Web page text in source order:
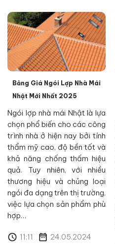
Bảng Giá Ngói Lợp Nhà Mái
Nhật Mới Nhất 2025
Ngói lợp nhà mái Nhật là lựa
chọn phổ biến cho các công
trình nhà ở hiện nay bởi tính
thẩm mỹ cao, độ bền tốt và
khả năng chống thấm hiệu
quả. Tuy nhiên, với nhiều
thương hiệu và chủng loại
ngói đa dạng trên thị trường,
việc lựa chọn sản phẩm phù
hợp…
11:11 24.05.2024